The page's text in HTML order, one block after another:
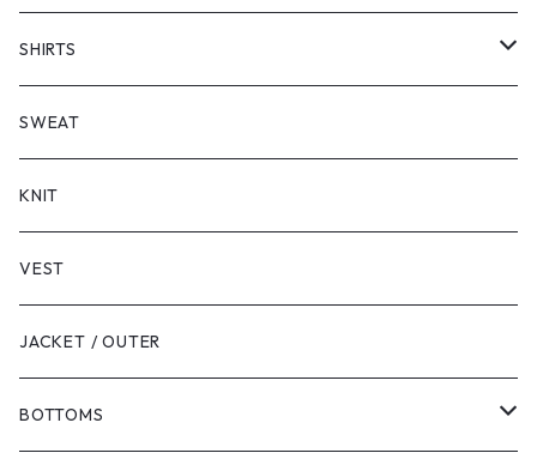
SHORT SLEEVE
LONG SLEEVE
SHIRTS
SHORT SLEEVE
LONG SLEEVE
SWEAT
KNIT
VEST
JACKET / OUTER
BOTTOMS